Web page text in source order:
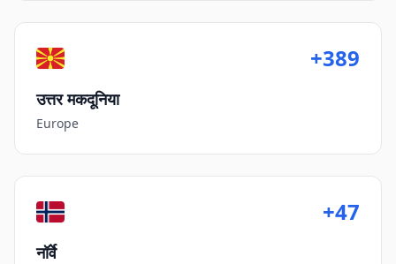
+389
उत्तर मकदूनिया
Europe
+47
नॉर्वे